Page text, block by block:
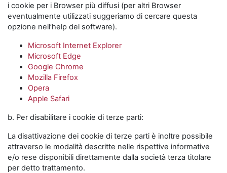
i cookie per i Browser più diffusi (per altri Browser
eventualmente utilizzati suggeriamo di cercare questa
opzione nell’help del software).
Microsoft Internet Explorer
Microsoft Edge
Google Chrome
Mozilla Firefox
Opera
Apple Safari
b. Per disabilitare i cookie di terze parti:
La disattivazione dei cookie di terze parti è inoltre possibile
attraverso le modalità descritte nelle rispettive informative
e/o rese disponibili direttamente dalla società terza titolare
per detto trattamento.